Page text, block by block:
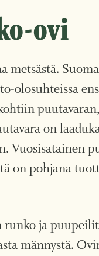
ovi
olosuhteissa
on
Vuosisatainen
on pohjana
runko ja
männystä.